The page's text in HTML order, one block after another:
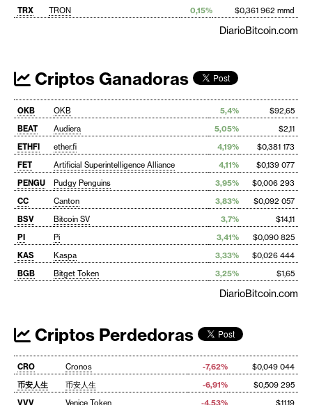
TRX
TRON 0,15% $0,361 962 mmd
DiarioBitcoin.com
Criptos Ganadoras
OKB OKB 5,4%
$92,65
BEAT
Audiera 5,05%
$2,11
ETHFI
ether.fi 4,19%
$0,381 173
FET
Artificial Superintelligence Alliance 4,11%
$0,139 077
PENGU
Pudgy Penguins 3,95%
$0,006 293
CC
Canton 3,83%
$0,092 057
BSV
Bitcoin SV 3,7%
$14,11
PI
Pi 3,41%
$0,090 825
KAS
Kaspa 3,33%
$0,026 444
BGB
Bitget Token 3,25% $1,65
DiarioBitcoin.com
Criptos Perdedoras
CRO Cronos -7,62%
$0,049 044
币安人生
币安人生 -6,91%
$0,509 295